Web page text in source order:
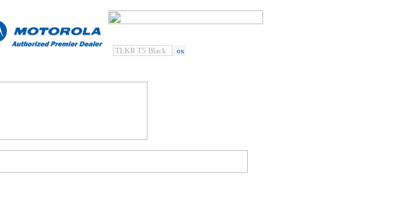
Введите наименование